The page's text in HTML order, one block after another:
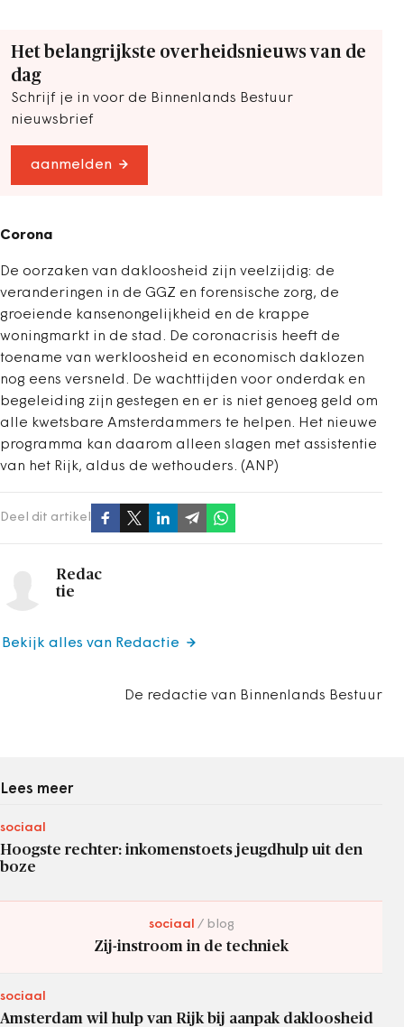
Het belangrijkste overheidsnieuws van de
dag
Schrijf je in voor de Binnenlands Bestuur
nieuwsbrief
aanmelden
Corona
De oorzaken van dakloosheid zijn veelzijdig: de
veranderingen in de GGZ en forensische zorg, de
groeiende kansenongelijkheid en de krappe
woningmarkt in de stad. De coronacrisis heeft de
toename van werkloosheid en economisch daklozen
nog eens versneld. De wachttijden voor onderdak en
begeleiding zijn gestegen en er is niet genoeg geld om
alle kwetsbare Amsterdammers te helpen. Het nieuwe
programma kan daarom alleen slagen met assistentie
van het Rijk, aldus de wethouders. (ANP)
Deel dit artikel
Redac
tie
De redactie van Binnenlands Bestuur
Bekijk alles van Redactie
Lees meer
sociaal
Hoogste rechter: inkomenstoets jeugdhulp uit den
boze
sociaal blog
Zij-instroom in de techniek
sociaal
Amsterdam wil hulp van Rijk bij aanpak dakloosheid